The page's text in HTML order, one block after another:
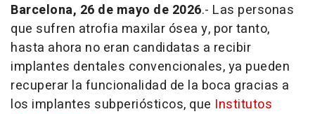
Barcelona, 26 de mayo de 2026.- Las personas
que sufren atrofia maxilar ósea y, por tanto,
hasta ahora no eran candidatas a recibir
implantes dentales convencionales, ya pueden
recuperar la funcionalidad de la boca gracias a
los implantes subperiósticos, que Institutos